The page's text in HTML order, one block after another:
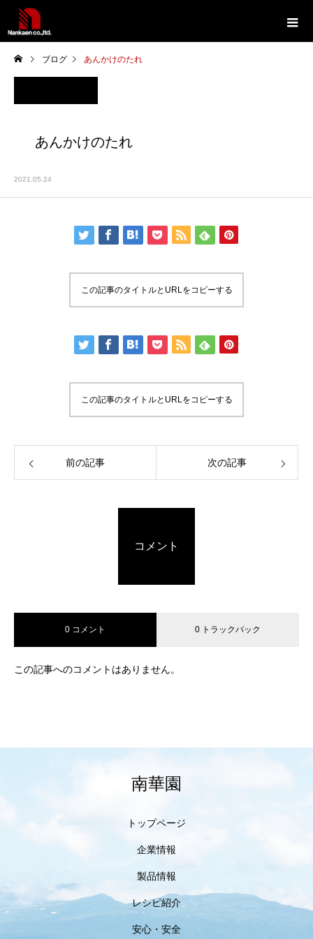
ブログ あんかけのたれ
あんかけのたれ
2021.05.24
この記事のタイトルとURLをコピーする
この記事のタイトルとURLをコピーする
前の記事 次の記事
コメント
0 コメント 0 トラックバック
この記事へのコメントはありません。
南華園
トップページ
企業情報
製品情報
レシピ紹介
安心・安全